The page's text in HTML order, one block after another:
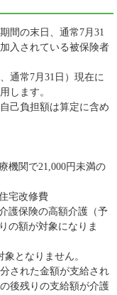
間の末日、通常7月31
入されている被保険者
通常7月31日）現在に
します。
己負担額は算定に含め
機関で21,000円未満の
宅改修費
護保険の高額介護（予
の額が対象になりま
となりません。
された金額が支給され
後残りの支給額が介護